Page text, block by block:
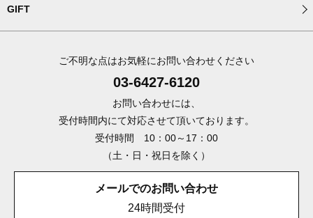
GIFT
ご不明な点はお気軽にお問い合わせください
03-6427-6120
お問い合わせには、
受付時間内にて対応させて頂いております。
受付時間 10：00～17：00
（土・日・祝日を除く）
メールでのお問い合わせ
24時間受付